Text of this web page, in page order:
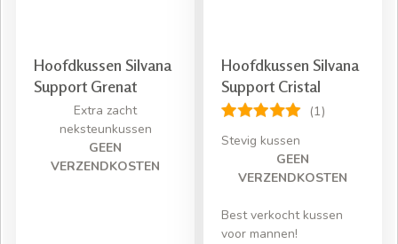
Hoofdkussen Silvana
Support Grenat
Extra zacht
neksteunkussen
GEEN
VERZENDKOSTEN
Hoofdkussen Silvana
Support Cristal
(1)
Stevig kussen
GEEN
VERZENDKOSTEN
Best verkocht kussen
voor mannen!